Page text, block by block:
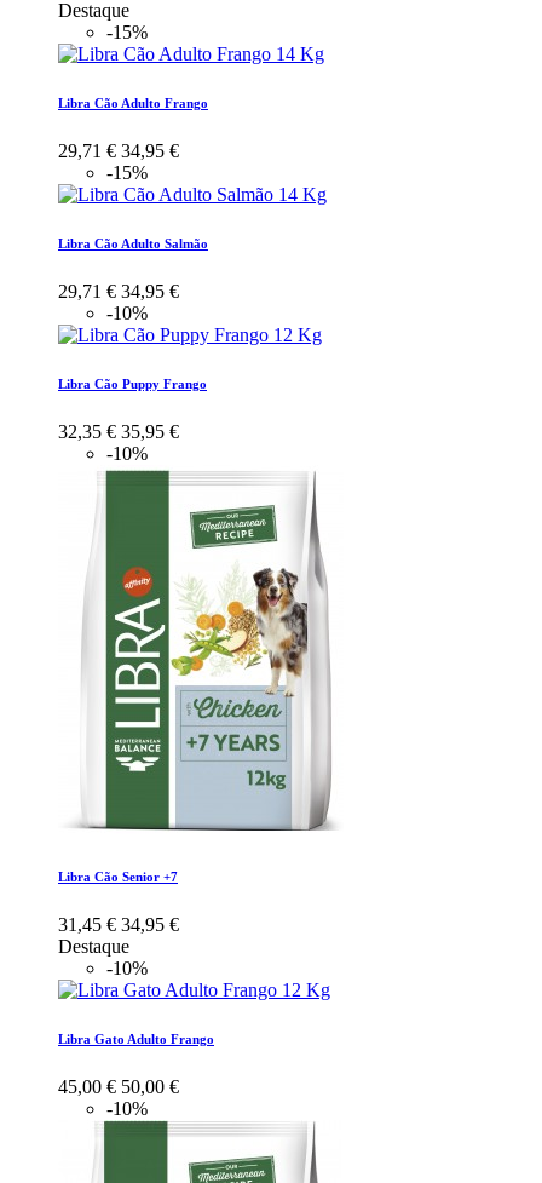
Destaque
-15%
Libra Cão Adulto Frango
29,71 € 34,95 €
-15%
Libra Cão Adulto Salmão
29,71 € 34,95 €
-10%
Libra Cão Puppy Frango
32,35 € 35,95 €
-10%
Libra Cão Senior +7
31,45 € 34,95 €
Destaque
-10%
Libra Gato Adulto Frango
45,00 € 50,00 €
-10%